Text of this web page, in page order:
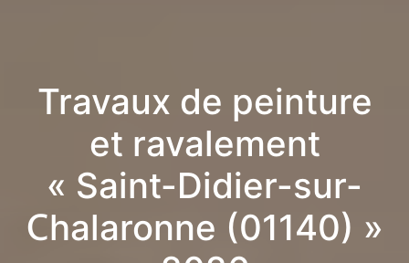
Travaux de peinture
et ravalement
« Saint-Didier-sur-
Chalaronne (01140) »